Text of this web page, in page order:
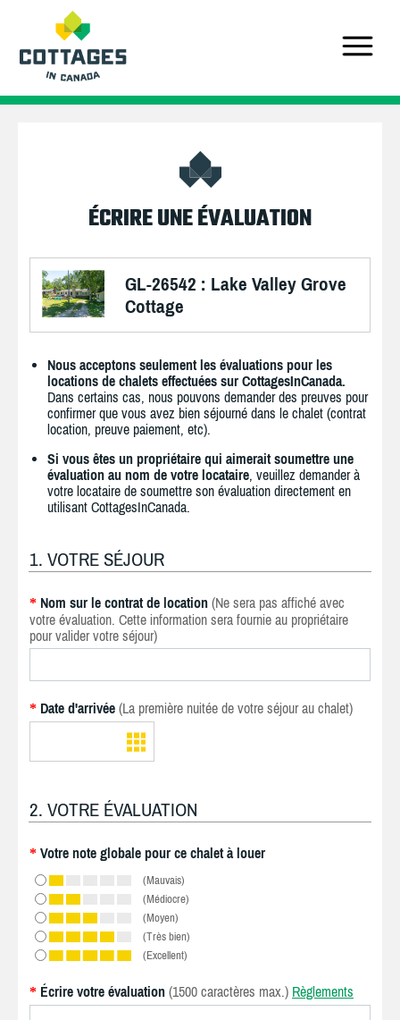
ÉCRIRE UNE ÉVALUATION
GL-26542 : Lake Valley Grove
Cottage
Nous acceptons seulement les évaluations pour les
locations de chalets effectuées sur CottagesInCanada.
Dans certains cas, nous pouvons demander des preuves pour
confirmer que vous avez bien séjourné dans le chalet (contrat
location, preuve paiement, etc).
Si vous êtes un propriétaire qui aimerait soumettre une
évaluation au nom de votre locataire, veuillez demander à
votre locataire de soumettre son évaluation directement en
utilisant CottagesInCanada.
1. VOTRE SÉJOUR
* Nom sur le contrat de location (Ne sera pas affiché avec
votre évaluation. Cette information sera fournie au propriétaire
pour valider votre séjour)
* Date d'arrivée (La première nuitée de votre séjour au chalet)
2. VOTRE ÉVALUATION
* Votre note globale pour ce chalet à louer
(Mauvais)
(Médiocre)
(Moyen)
(Très bien)
(Excellent)
* Écrire votre évaluation (1500 caractères max.) Règlements